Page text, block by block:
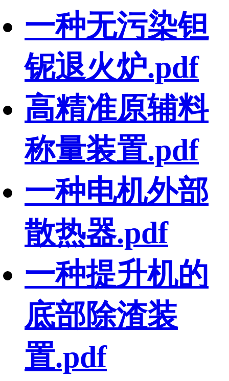
一种无污染钽
铌退火炉.pdf
高精准原辅料
称量装置.pdf
一种电机外部
散热器.pdf
一种提升机的
底部除渣装
置.pdf